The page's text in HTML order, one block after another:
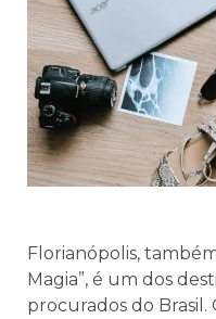
Florianópolis,
Magia”, é um dos
procurados do Brasil.